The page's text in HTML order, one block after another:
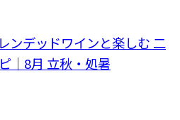
ンデッドワインと楽しむ 二
｜8月 立秋・処暑